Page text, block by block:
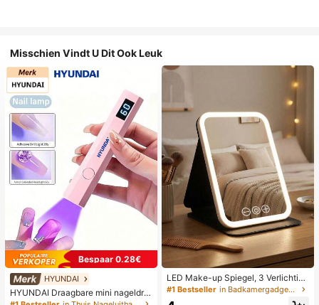
Misschien Vindt U Dit Ook Leuk
Bespaar 0.28€
HYUNDAI
HYUNDAI Draagbare mini nageldro
ger, oplaadbare handlamp UV/LED
LED Make-up Spiegel, 3 Verlichting
smodi, Verstelbare Helderheid, Draa
gbaar Vouwbaar Ontwerp, Geschikt
#1 Bestseller in Badkamergadgets die favoriet zijn bij klanten B